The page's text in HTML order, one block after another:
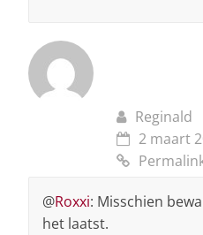
Reginald
2 maart
@Roxxi: Misschien
het laatst.